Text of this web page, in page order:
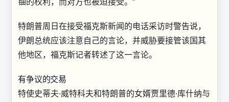
特朗普周日在接受福克斯新闻的电话采访时警告说，
伊朗总统应该注意自己的言论，并威胁要接管该国其
他地区，福克斯记者转述了这一言论。
有争议的交易
特使史蒂夫·威特科夫和特朗普的女婿贾里德·库什纳与